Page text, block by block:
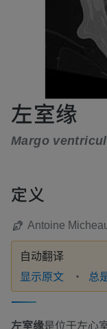
左室缘
Margo
定义
Antoine
自动翻译
显示原文 总
左室缘是位于左心